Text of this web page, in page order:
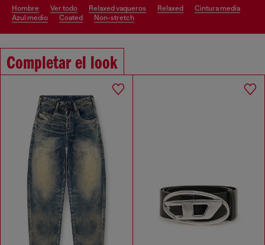
hombre ver todo relaxed vaqueros relaxed
cintura media
azul medio
coated non-stretch
Completar el look